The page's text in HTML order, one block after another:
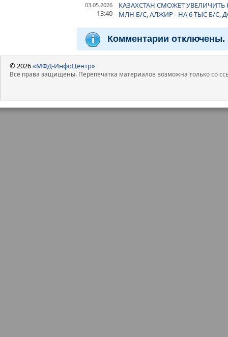
03.05.2026
13:40
КАЗАХСТАН СМОЖЕТ
МЛН Б/С, АЛЖИР - НА 6 ТЫС Б/С,
Комментарии отключены.
© 2026«МФД-ИнфоЦентр»
Все права защищены. Перепечатка материалов возможна только со